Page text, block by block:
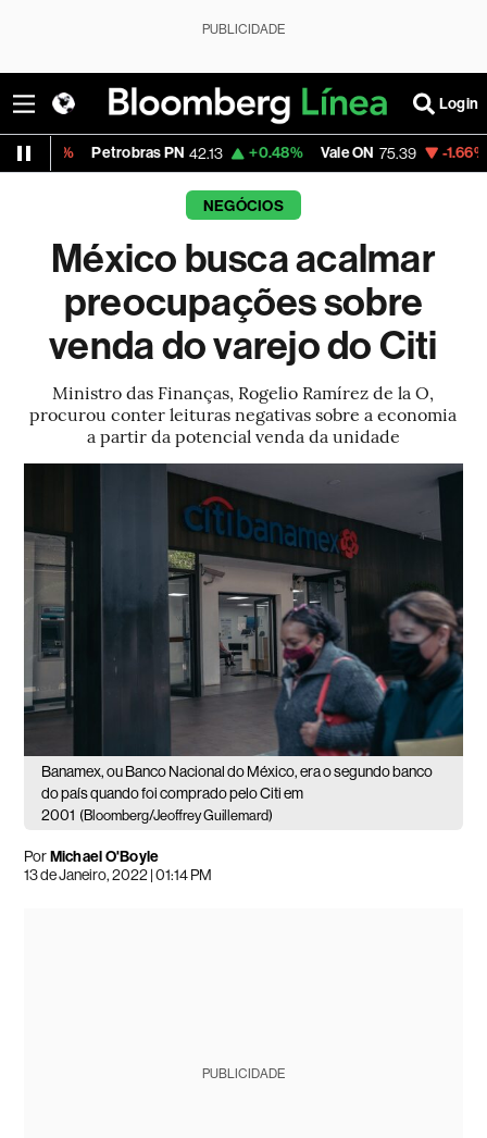
PUBLICIDADE
Login
Petrobras PN 42.13 +0.48% Vale ON 75.39 -1.66% Itaú PN
NEGÓCIOS
México busca acalmar
preocupações sobre
venda do varejo do Citi
Ministro das Finanças, Rogelio Ramírez de la O,
procurou conter leituras negativas sobre a economia
a partir da potencial venda da unidade
Banamex, ou Banco Nacional do México, era o segundo banco
do país quando foi comprado pelo Citi em
2001 (Bloomberg/Jeoffrey Guillemard)
PorMichael O'Boyle
13 de Janeiro, 2022 | 01:14 PM
PUBLICIDADE